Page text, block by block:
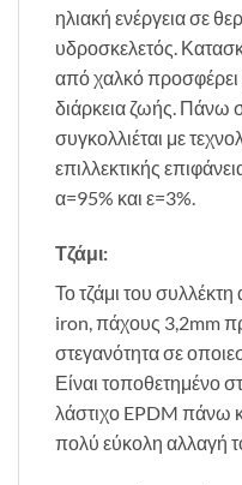
ηλιακή ενέργεια σε
υδροσκελετός.
από χαλκό προσφέρει
διάρκεια ζωής. Πάνω
συγκολλιέται με
επιλλεκτικής
α=95% και ε=3%.
Τζάμι:
Το τζάμι του
iron, πάχους 3,2mm
στεγανότητα σε
Είναι τοποθετημένο
λάστιχο EPDM πάνω
πολύ εύκολη αλλαγή